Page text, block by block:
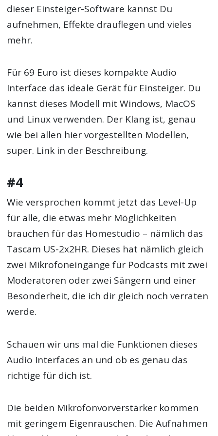
dieser Einsteiger-Software kannst Du
aufnehmen, Effekte drauflegen und vieles
mehr.
Für 69 Euro ist dieses kompakte Audio
Interface das ideale Gerät für Einsteiger. Du
kannst dieses Modell mit Windows, MacOS
und Linux verwenden. Der Klang ist, genau
wie bei allen hier vorgestellten Modellen,
super. Link in der Beschreibung.
#4
Wie versprochen kommt jetzt das Level-Up
für alle, die etwas mehr Möglichkeiten
brauchen für das Homestudio – nämlich das
Tascam US-2x2HR. Dieses hat nämlich gleich
zwei Mikrofoneingänge für Podcasts mit zwei
Moderatoren oder zwei Sängern und einer
Besonderheit, die ich dir gleich noch verraten
werde.
Schauen wir uns mal die Funktionen dieses
Audio Interfaces an und ob es genau das
richtige für dich ist.
Die beiden Mikrofonvorverstärker kommen
mit geringem Eigenrauschen. Die Aufnahmen